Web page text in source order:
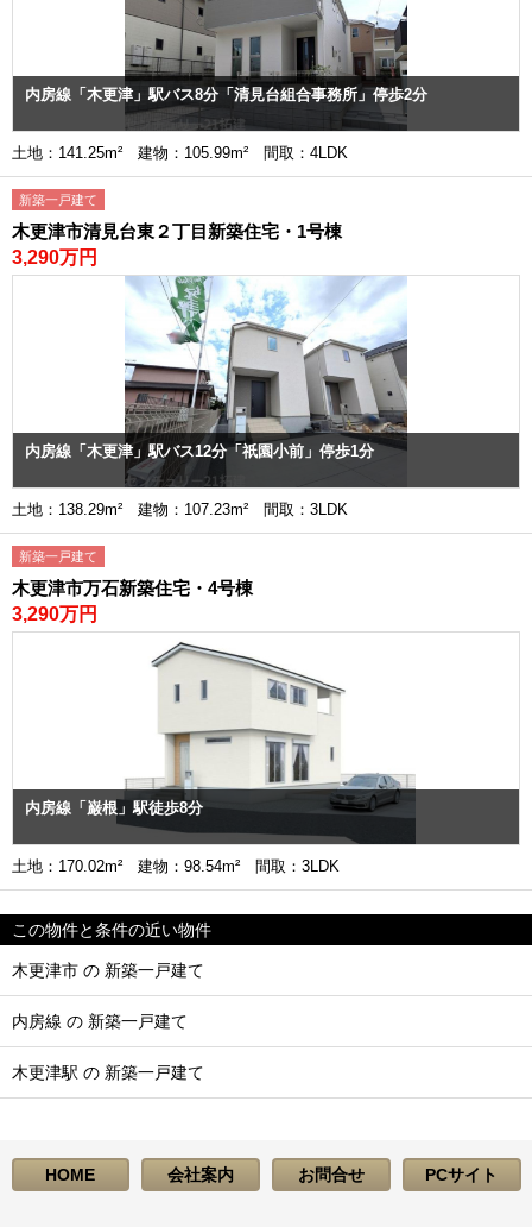
内房線「木更津」駅バス8分「清見台組合事務所」停歩2分
土地：141.25m² 建物：105.99m² 間取：4LDK
新築一戸建て
木更津市清見台東２丁目新築住宅・1号棟
3,290万円
内房線「木更津」駅バス12分「祇園小前」停歩1分
土地：138.29m² 建物：107.23m² 間取：3LDK
新築一戸建て
木更津市万石新築住宅・4号棟
3,290万円
内房線「巌根」駅徒歩8分
土地：170.02m² 建物：98.54m² 間取：3LDK
この物件と条件の近い物件
木更津市 の 新築一戸建て
内房線 の 新築一戸建て
木更津駅 の 新築一戸建て
HOME 会社案内 お問合せ PCサイト